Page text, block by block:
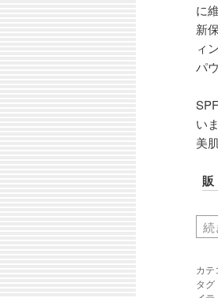
に
新
ィ
パ
い
美
続
カテ
タ